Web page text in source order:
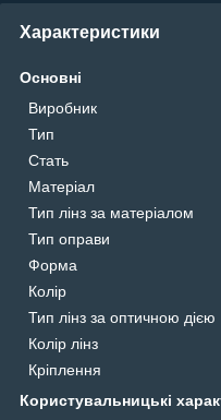
Характеристики
Основні
Виробник
Тип
Стать
Матеріал
Тип лінз за матеріалом
Тип оправи
Форма
Колір
Тип лінз за оптичною дією
Колір лінз
Кріплення
Користувальницькі